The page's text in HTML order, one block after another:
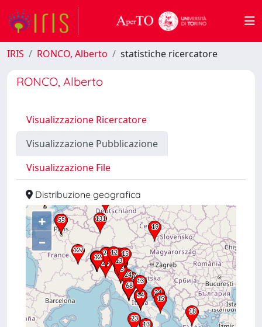
IRIS RONCO, Alberto statistiche ricercatore
RONCO, Alberto
Visualizzazione Ricercatore
Visualizzazione Pubblicazione
Visualizzazione File
Distribuzione geografica
+
–